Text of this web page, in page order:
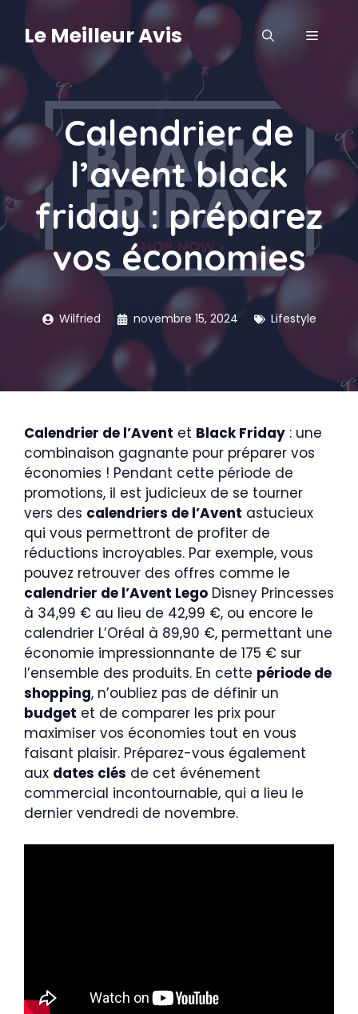
contenu
Le Meilleur Avis MENU
Calendrier de
l’avent black
friday : préparez
vos économies
Wilfried novembre 15, 2024 Lifestyle
Calendrier de l’Avent et Black Friday : une
combinaison gagnante pour préparer vos
économies ! Pendant cette période de
promotions, il est judicieux de se tourner
vers des calendriers de l’Avent astucieux
qui vous permettront de profiter de
réductions incroyables. Par exemple, vous
pouvez retrouver des offres comme le
calendrier de l’Avent Lego Disney Princesses
à 34,99 € au lieu de 42,99 €, ou encore le
calendrier L’Oréal à 89,90 €, permettant une
économie impressionnante de 175 € sur
l’ensemble des produits. En cette période de
shopping, n’oubliez pas de définir un
budget et de comparer les prix pour
maximiser vos économies tout en vous
faisant plaisir. Préparez-vous également
aux dates clés de cet événement
commercial incontournable, qui a lieu le
dernier vendredi de novembre.